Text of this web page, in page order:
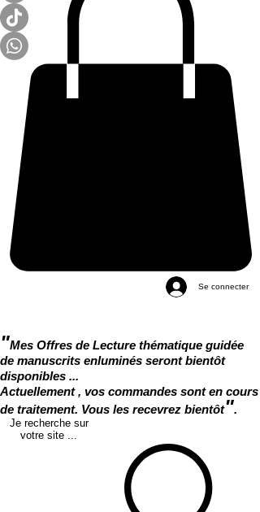
Se connecter
"Mes Offres de Lecture thématique guidée
de manuscrits enluminés seront bientôt
disponibles ...
Actuellement , vos commandes sont en cours
de traitement. Vous les recevrez bientôt".
Je recherche sur
votre site ...